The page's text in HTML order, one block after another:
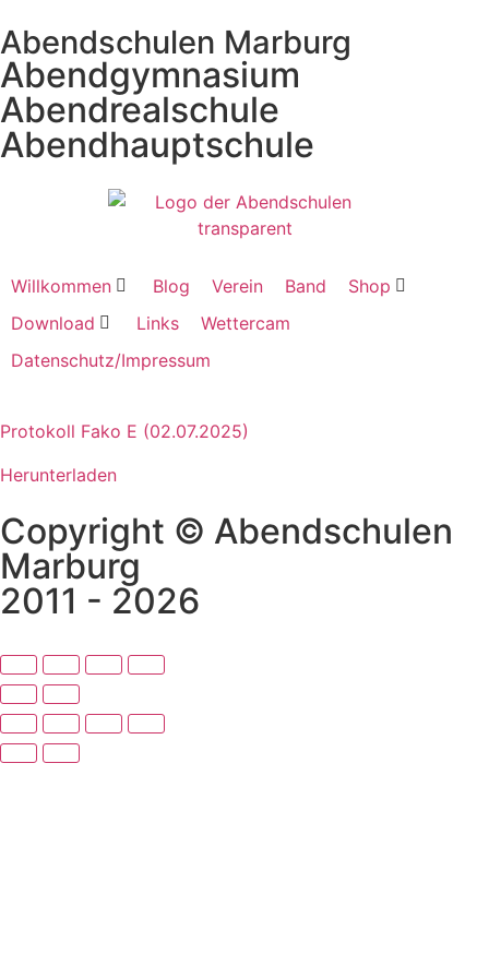
Abendschulen Marburg
Abendgymnasium
Abendrealschule
Abendhauptschule
Willkommen Blog Verein Band
Shop
Download
Links
Wettercam
Datenschutz/Impressum
Protokoll Fako E (02.07.2025)
Herunterladen
Copyright © Abendschulen
Marburg
2011 - 2026